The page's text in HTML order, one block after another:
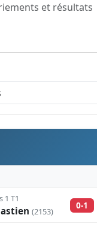
et résultats
1 T1
(2153)
0-1